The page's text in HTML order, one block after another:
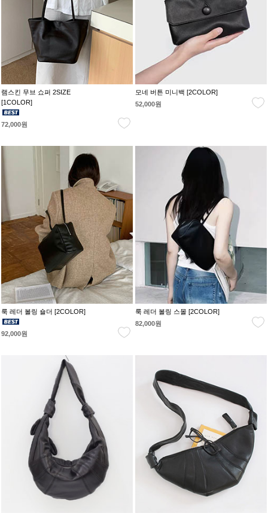
램스킨 무브 쇼퍼 2SIZE
[1COLOR]
72,000원
모네 버튼 미니백 [2COLOR]
52,000원
룩 레더 볼링 숄더 [2COLOR]
92,000원
룩 레더 볼링 스몰 [2COLOR]
82,000원